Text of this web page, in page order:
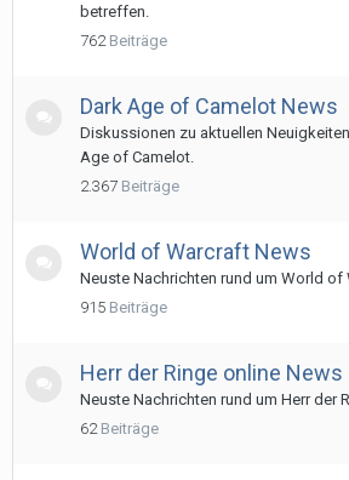
betreffen.
762 Beiträge
Dark Age of Camelot News
Diskussionen zu aktuellen
Age of Camelot.
2.367 Beiträge
World of Warcraft News
Neuste Nachrichten rund um World of
915 Beiträge
Herr der Ringe online News
Neuste Nachrichten rund um Herr der
62 Beiträge